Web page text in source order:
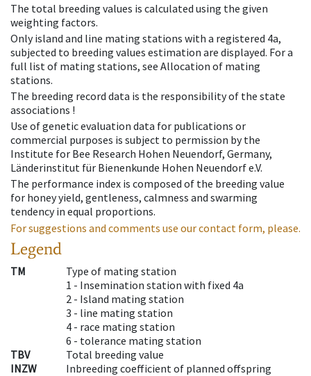
The total breeding values is calculated using the given
weighting factors.
Only island and line mating stations with a registered 4a,
subjected to breeding values estimation are displayed. For a
full list of mating stations, see Allocation of mating
stations.
The breeding record data is the responsibility of the state
associations !
Use of genetic evaluation data for publications or
commercial purposes is subject to permission by the
Institute for Bee Research Hohen Neuendorf, Germany,
Länderinstitut für Bienenkunde Hohen Neuendorf e.V.
The performance index is composed of the breeding value
for honey yield, gentleness, calmness and swarming
tendency in equal proportions.
For suggestions and comments use our contact form, please.
Legend
TM
Type of mating station
1 - Insemination station with fixed 4a
2 - Island mating station
3 - line mating station
4 - race mating station
6 - tolerance mating station
TBV
Total breeding value
INZW
Inbreeding coefficient of planned offspring